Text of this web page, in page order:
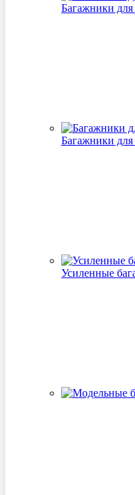
Багажники
Багажники
Усиленные